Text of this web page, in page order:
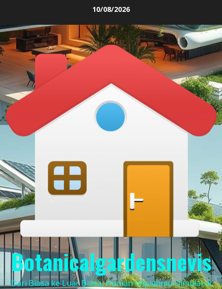
content
10/08/2026
Botanicalgardensnevis
Dari Biasa ke Luar Biasa, Hunian Impianmu Dimulai di